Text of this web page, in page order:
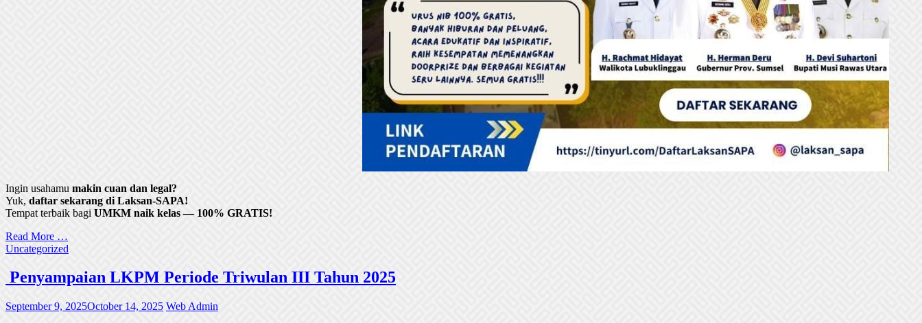
Ingin usahamu makin cuan dan legal?
Yuk, daftar sekarang di Laksan-SAPA!
Tempat terbaik bagi UMKM naik kelas — 100% GRATIS!
Read More …
Uncategorized
Penyampaian LKPM Periode Triwulan III Tahun 2025
September 9, 2025October 14, 2025 Web Admin